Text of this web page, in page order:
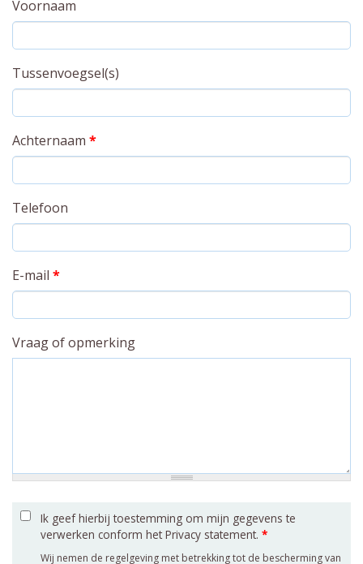
Voornaam
Tussenvoegsel(s)
Achternaam *
Telefoon
E-mail *
Vraag of opmerking
Ik geef hierbij toestemming om mijn gegevens te
verwerken conform het Privacy statement. *
Wij nemen de regelgeving met betrekking tot de bescherming van